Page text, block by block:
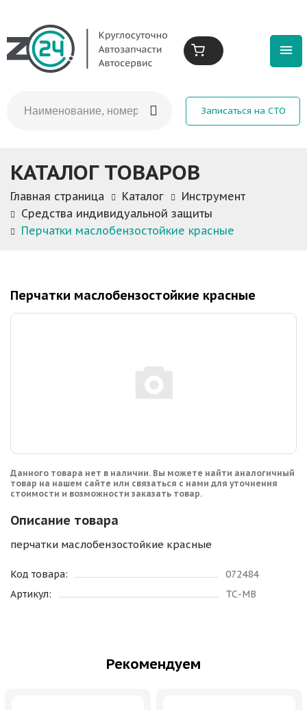
Записаться на СТО
КАТАЛОГ ТОВАРОВ
Главная страница Каталог
Инструмент
Средства индивидуальной защиты
Перчатки маслобензостойкие красные
Перчатки маслобензостойкие красные
Данного товара нет в наличии. Вы можете найти аналогичный
товар на нашем сайте или связаться с нами для уточнения
стоимости и возможности заказать товар.
Описание товара
перчатки маслобензостойкие красные
Код товара:
072484
Артикул:
ТС-МВ
Рекомендуем